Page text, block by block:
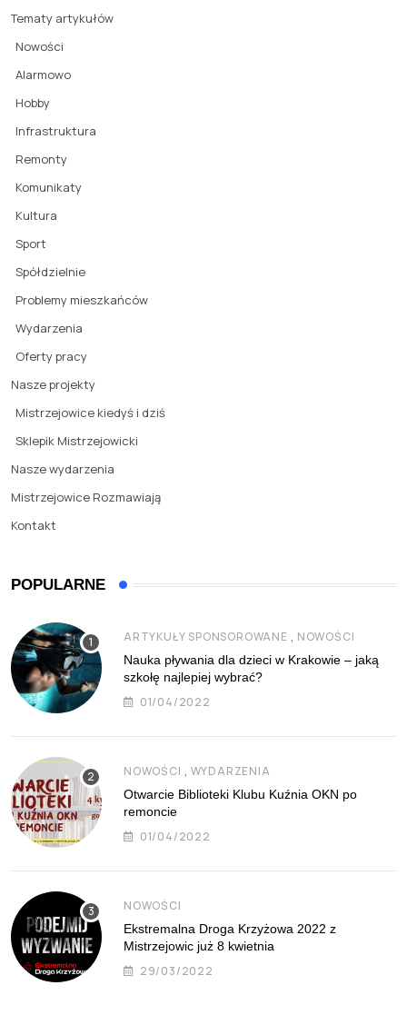
Tematy artykułów
Nowości
Alarmowo
Hobby
Infrastruktura
Remonty
Komunikaty
Kultura
Sport
Spółdzielnie
Problemy mieszkańców
Wydarzenia
Oferty pracy
Nasze projekty
Mistrzejowice kiedyś i dziś
Sklepik Mistrzejowicki
Nasze wydarzenia
Mistrzejowice Rozmawiają
Kontakt
POPULARNE
ARTYKUŁY SPONSOROWANE , NOWOŚCI
Nauka pływania dla dzieci w Krakowie – jaką
szkołę najlepiej wybrać?
01/04/2022
NOWOŚCI , WYDARZENIA
Otwarcie Biblioteki Klubu Kuźnia OKN po
remoncie
01/04/2022
NOWOŚCI
Ekstremalna Droga Krzyżowa 2022 z
Mistrzejowic już 8 kwietnia
29/03/2022